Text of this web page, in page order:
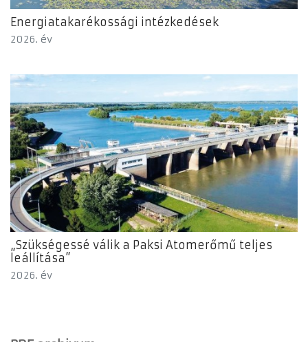
Energiatakarékossági intézkedések
2026. év
„Szükségessé válik a Paksi Atomerőmű teljes
leállítása”
2026. év